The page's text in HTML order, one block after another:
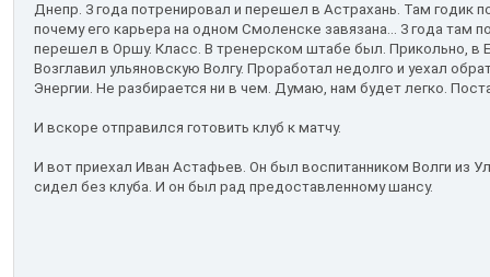
Днепр. 3 года потренировал и перешел в Астрахань. Там годик
почему его карьера на одном Смоленске завязана... 3 года там
перешел в Оршу. Класс. В тренерском штабе был. Прикольно, в
Возглавил ульяновскую Волгу. Проработал недолго и уехал
Энергии. Не разбирается ни в чем. Думаю, нам будет легко.
И вскоре отправился готовить клуб к матчу.
И вот приехал Иван Астафьев. Он был воспитанником Волги из
сидел без клуба. И он был рад предоставленному шансу.